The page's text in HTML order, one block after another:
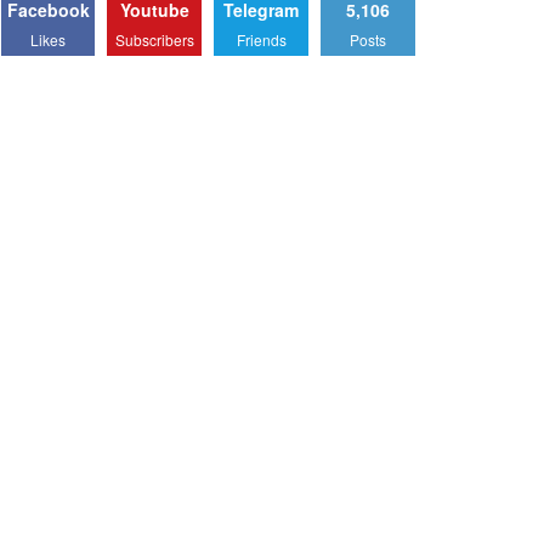
Facebook
Likes
Youtube
Subscribers
Telegram
Friends
5,106
Posts